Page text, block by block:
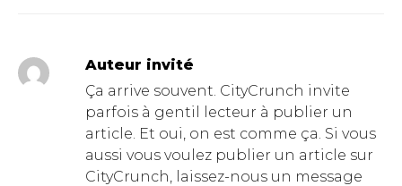
Auteur invité
Ça arrive souvent. CityCrunch invite
parfois à gentil lecteur à publier un
article. Et oui, on est comme ça. Si vous
aussi vous voulez publier un article sur
CityCrunch, laissez-nous un message